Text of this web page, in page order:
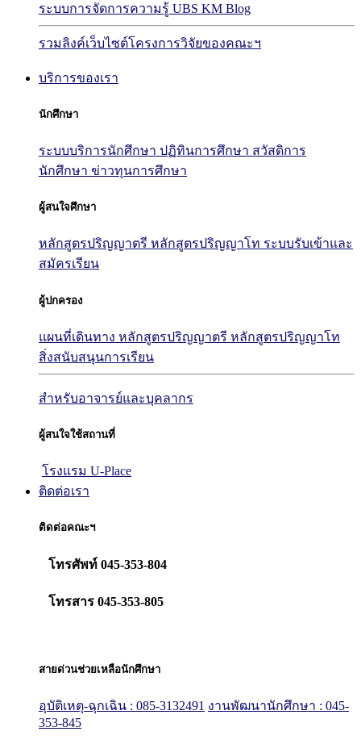
ระบบการจัดการความรู้ UBS KM Blog
รวมลิงค์เว็บไซต์โครงการวิจัยของคณะฯ
บริการของเรา
นักศึกษา
ระบบบริการนักศึกษา ปฏิทินการศึกษา สวัสดิการ
นักศึกษา ข่าวทุนการศึกษา
ผู้สนใจศึกษา
หลักสูตรปริญญาตรี หลักสูตรปริญญาโท ระบบรับเข้าและ
สมัครเรียน
ผู้ปกครอง
แผนที่เดินทาง หลักสูตรปริญญาตรี หลักสูตรปริญญาโท
สิ่งสนับสนุนการเรียน
สำหรับอาจารย์และบุคลากร
ผู้สนใจใช้สถานที่
โรงแรม U-Place
ติดต่อเรา
ติดต่อคณะฯ
โทรศัพท์ 045-353-804
โทรสาร 045-353-805
สายด่วนช่วยเหลือนักศึกษา
อุบัติเหตุ-ฉุกเฉิน : 085-3132491 งานพัฒนานักศึกษา : 045-
353-845